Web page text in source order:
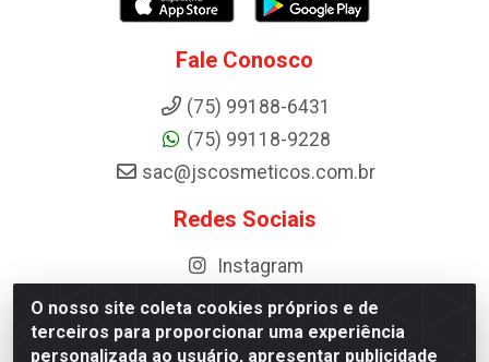
O nosso site coleta cookies próprios e de
terceiros para proporcionar uma experiência
personalizada ao usuário, apresentar publicidade
Fale Conosco
(75) 99188-6431
(75) 99118-9228
sac@jscosmeticos.com.br
Redes Sociais
Instagram
Distribuidora de Cosméticos Antoneto LTDA - BA-052, km 87 -